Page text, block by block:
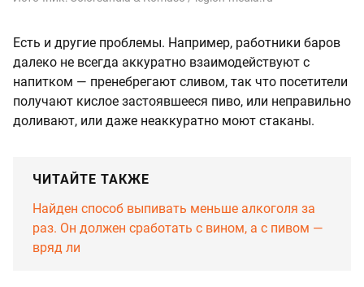
Есть и другие проблемы. Например, работники баров
далеко не всегда аккуратно взаимодействуют с
напитком — пренебрегают сливом, так что посетители
получают кислое застоявшееся пиво, или неправильно
доливают, или даже неаккуратно моют стаканы.
ЧИТАЙТЕ ТАКЖЕ
Найден способ выпивать меньше алкоголя за
раз. Он должен сработать с вином, а с пивом —
вряд ли